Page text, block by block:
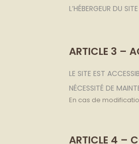
L’HÉBERGEUR DU
ARTICLE 3 –
LE SITE EST
NÉCESSITÉ DE
En cas de
ARTICLE 4 –